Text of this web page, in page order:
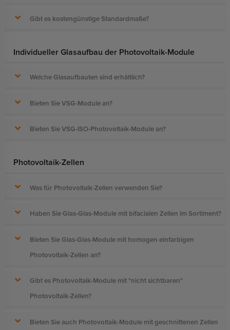
Gibt es kostengünstige Standardmaße?
Individueller Glasaufbau der Photovoltaik-Module
Welche Glasaufbauten sind erhältlich?
Bieten Sie VSG-Module an?
Bieten Sie VSG-ISO-Photovoltaik-Module an?
Photovoltaik-Zellen
Was für Photovoltaik-Zellen verwenden Sie?
Haben Sie Glas-Glas-Module mit bifacialen Zellen im Sortiment?
Bieten Sie Glas-Glas-Module mit homogen einfarbigen
Photovoltaik-Zellen an?
Gibt es Photovoltaik-Module mit "nicht sichtbaren"
Photovoltaik-Zellen?
Bieten Sie auch Photovoltaik-Module mit geschnittenen Zellen